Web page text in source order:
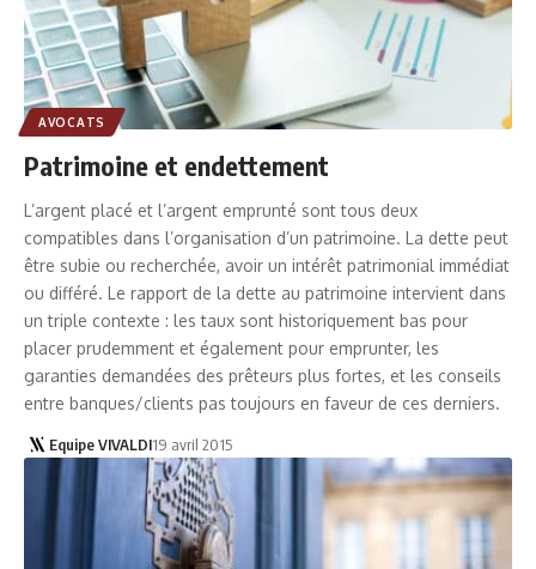
AVOCATS
Patrimoine et endettement
L’argent placé et l’argent emprunté sont tous deux
compatibles dans l’organisation d’un patrimoine. La dette peut
être subie ou recherchée, avoir un intérêt patrimonial immédiat
ou différé. Le rapport de la dette au patrimoine intervient dans
un triple contexte : les taux sont historiquement bas pour
placer prudemment et également pour emprunter, les
garanties demandées des prêteurs plus fortes, et les conseils
entre banques/clients pas toujours en faveur de ces derniers.
Equipe VIVALDI19 avril 2015